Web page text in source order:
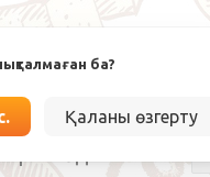
ба?
Қаланы өзгерту